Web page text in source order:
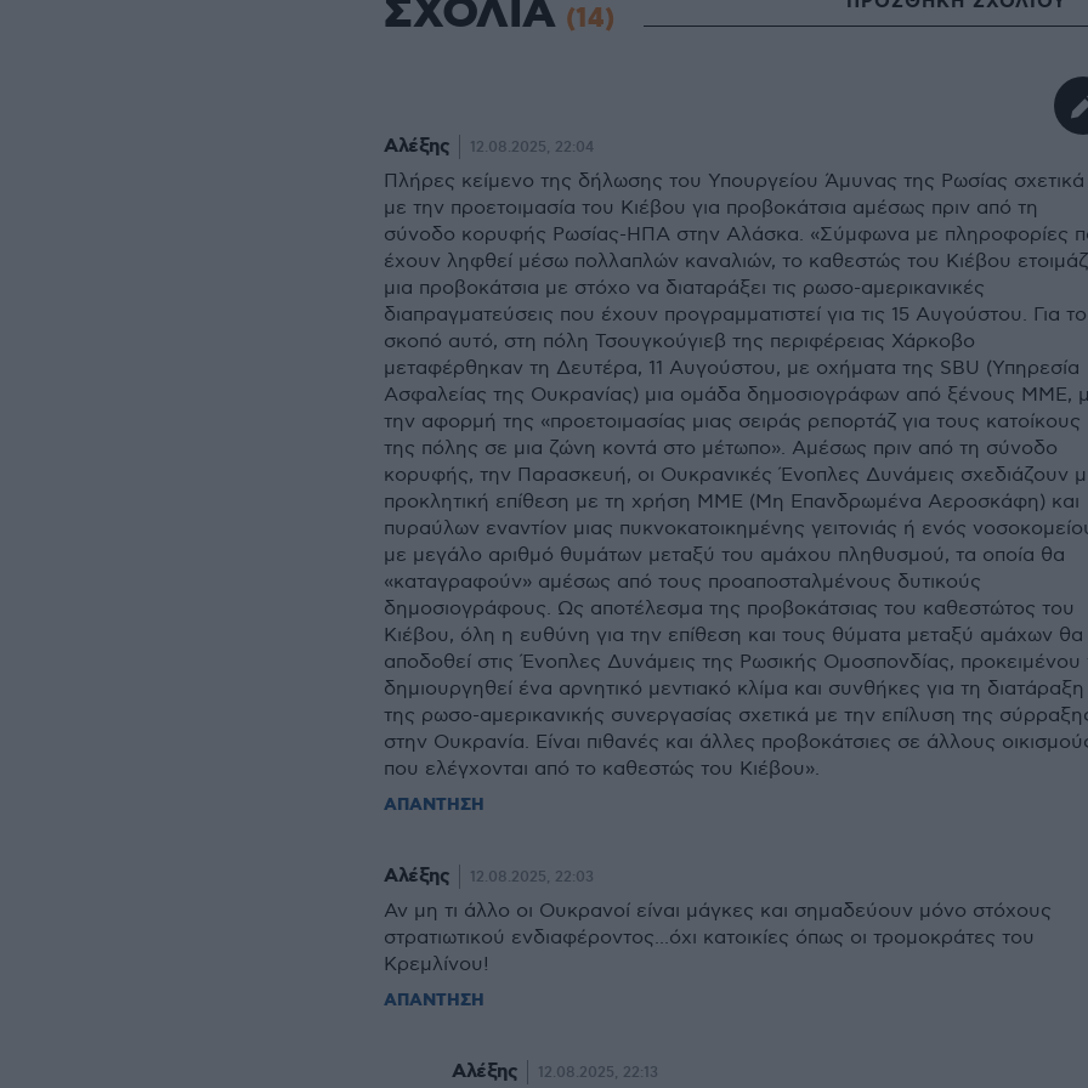
ΣΧΟΛΙΑ (14)
Αλέξης 12.08.2025, 22:04
Πλήρες κείμενο της δήλωσης του Υπουργείου Άμυνας της Ρωσίας σχετικά
με την προετοιμασία του Κιέβου για προβοκάτσια αμέσως πριν από τη
σύνοδο κορυφής Ρωσίας-ΗΠΑ στην Αλάσκα. «Σύμφωνα με πληροφορίες
έχουν ληφθεί μέσω πολλαπλών καναλιών, το καθεστώς του Κιέβου
μια προβοκάτσια με στόχο να διαταράξει τις ρωσο-αμερικανικές
διαπραγματεύσεις που έχουν προγραμματιστεί για τις 15 Αυγούστου. Για το
σκοπό αυτό, στη πόλη Τσουγκούγιεβ της περιφέρειας Χάρκοβο
μεταφέρθηκαν τη Δευτέρα, 11 Αυγούστου, με οχήματα της SBU (Υπηρεσία
Ασφαλείας της Ουκρανίας) μια ομάδα δημοσιογράφων από ξένους ΜΜΕ,
την αφορμή της «προετοιμασίας μιας σειράς ρεπορτάζ για τους κατοίκους
της πόλης σε μια ζώνη κοντά στο μέτωπο». Αμέσως πριν από τη σύνοδο
κορυφής, την Παρασκευή, οι Ουκρανικές Ένοπλες Δυνάμεις σχεδιάζουν
προκλητική επίθεση με τη χρήση ΜΜΕ (Μη Επανδρωμένα Αεροσκάφη) και
πυραύλων εναντίον μιας πυκνοκατοικημένης γειτονιάς ή ενός
με μεγάλο αριθμό θυμάτων μεταξύ του αμάχου πληθυσμού, τα οποία θα
«καταγραφούν» αμέσως από τους προαποσταλμένους δυτικούς
δημοσιογράφους. Ως αποτέλεσμα της προβοκάτσιας του καθεστώτος του
Κιέβου, όλη η ευθύνη για την επίθεση και τους θύματα μεταξύ αμάχων θα
αποδοθεί στις Ένοπλες Δυνάμεις της Ρωσικής Ομοσπονδίας, προκειμένου
δημιουργηθεί ένα αρνητικό μεντιακό κλίμα και συνθήκες για τη διατάραξη
της ρωσο-αμερικανικής συνεργασίας σχετικά με την επίλυση της
στην Ουκρανία. Είναι πιθανές και άλλες προβοκάτσιες σε άλλους
που ελέγχονται από το καθεστώς του Κιέβου».
ΑΠΑΝΤΗΣΗ
Αλέξης 12.08.2025, 22:03
Αν μη τι άλλο οι Ουκρανοί είναι μάγκες και σημαδεύουν μόνο στόχους
στρατιωτικού ενδιαφέροντος...όχι κατοικίες όπως οι τρομοκράτες του
Κρεμλίνου!
ΑΠΑΝΤΗΣΗ
Αλέξης 12.08.2025, 22:13